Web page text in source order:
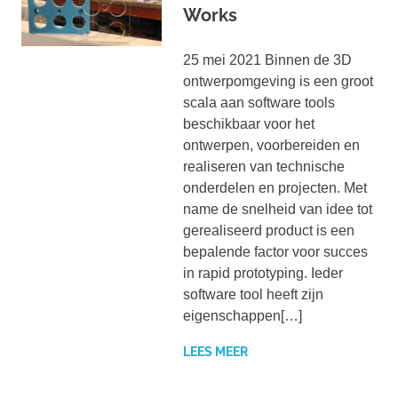
Works
25 mei 2021 Binnen de 3D
ontwerpomgeving is een groot
scala aan software tools
beschikbaar voor het
ontwerpen, voorbereiden en
realiseren van technische
onderdelen en projecten. Met
name de snelheid van idee tot
gerealiseerd product is een
bepalende factor voor succes
in rapid prototyping. Ieder
software tool heeft zijn
eigenschappen[…]
LEES MEER